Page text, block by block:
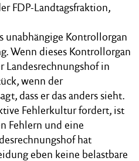
FDP-Landtagsfraktion,
unabhängige Kontrollorgan
Wenn dieses Kontrollorgan
Landesrechnungshof in
wenn der
dass er das anders sieht.
Fehlerkultur fordert, ist
Fehlern und eine
hat
eben keine belastbare